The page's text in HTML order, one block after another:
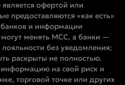
офертой или
предоставляются «как есть»
и информации
менять MCC, а банки —
без уведомления;
раскрыты не полностью.
информацию на свой риск и
торговой точке или других